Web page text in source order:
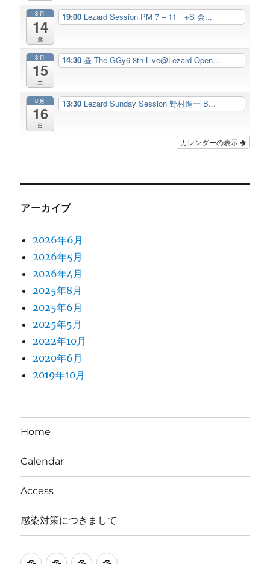
8月
14
金
19:00 Lezard Session PM 7 – 11 ※S 会...
8月
15
土
14:30昼 The GGy6 8th Live@Lezard Open...
8月
16
日
13:30 Lezard Sunday Session 野村進一 B...
カレンダーの表示
アーカイブ
2026年6月
2026年5月
2026年4月
2025年8月
2025年6月
2025年5月
2022年10月
2020年6月
2019年10月
Home
Calendar
Access
感染対策につきまして
HomeCalendar
Access感